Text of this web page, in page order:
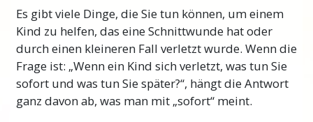
Es gibt viele Dinge, die Sie tun können, um einem
Kind zu helfen, das eine Schnittwunde hat oder
durch einen kleineren Fall verletzt wurde. Wenn die
Frage ist: „Wenn ein Kind sich verletzt, was tun Sie
sofort und was tun Sie später?“, hängt die Antwort
ganz davon ab, was man mit „sofort“ meint.